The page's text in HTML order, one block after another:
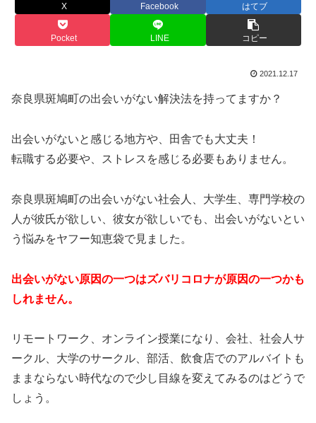
X Facebook はてブ
Pocket LINE コピー
2021.12.17
奈良県斑鳩町の出会いがない解決法を持ってますか？
出会いがないと感じる地方や、田舎でも大丈夫！
転職する必要や、ストレスを感じる必要もありません。
奈良県斑鳩町の出会いがない社会人、大学生、専門学校の
人が彼氏が欲しい、彼女が欲しいでも、出会いがないとい
う悩みをヤフー知恵袋で見ました。
出会いがない原因の一つはズバリコロナが原因の一つかも
しれません。
リモートワーク、オンライン授業になり、会社、社会人サ
ークル、大学のサークル、部活、飲食店でのアルバイトも
ままならない時代なので少し目線を変えてみるのはどうで
しょう。